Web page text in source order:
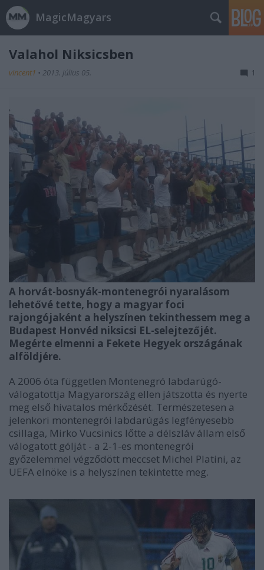
MagicMagyars
Valahol Niksicsben
vincent1 • 2013. július 05. 1
A horvát-bosnyák-montenegrói nyaralásom
lehetővé tette, hogy a magyar foci
rajongójaként a helyszínen tekinthessem meg a
Budapest Honvéd niksicsi EL-selejtezőjét.
Megérte elmenni a Fekete Hegyek országának
alföldjére.
A 2006 óta független Montenegró labdarúgó-
válogatottja Magyarország ellen játszotta és nyerte
meg első hivatalos mérkőzését. Természetesen a
jelenkori montenegrói labdarúgás legfényesebb
csillaga, Mirko Vucsinics lőtte a délszláv állam első
válogatott gólját - a 2-1-es montenegrói
győzelemmel végződött meccset Michel Platini, az
UEFA elnöke is a helyszínen tekintette meg.